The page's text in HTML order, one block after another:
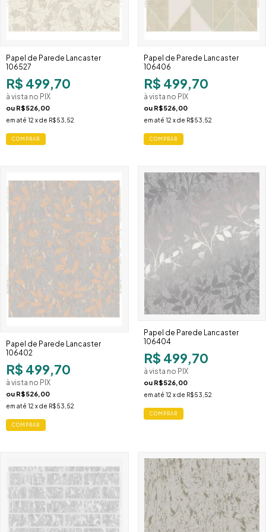
Papel de Parede Lancaster
106527
R$ 499,70
à vista no PIX
ou R$526,00
em até 12 x de R$53,52
COMPRAR
Papel de Parede Lancaster
106406
R$ 499,70
à vista no PIX
ou R$526,00
em até 12 x de R$53,52
COMPRAR
Papel de Parede Lancaster
106402
R$ 499,70
à vista no PIX
ou R$526,00
em até 12 x de R$53,52
COMPRAR
Papel de Parede Lancaster
106404
R$ 499,70
à vista no PIX
ou R$526,00
em até 12 x de R$53,52
COMPRAR